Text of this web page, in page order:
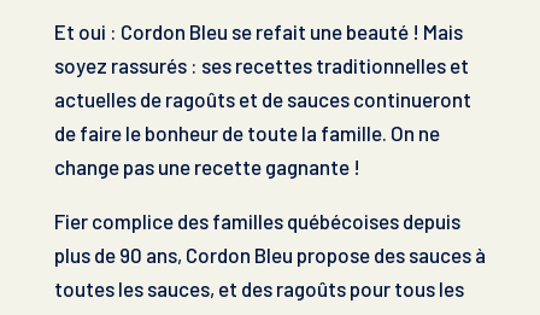
Et oui : Cordon Bleu se refait une beauté ! Mais
soyez rassurés : ses recettes traditionnelles et
actuelles de ragoûts et de sauces continueront
de faire le bonheur de toute la famille. On ne
change pas une recette gagnante ! ​​
Fier complice des familles québécoises depuis
plus de 90 ans, Cordon Bleu propose des sauces à
toutes les sauces, et des ragoûts pour tous les